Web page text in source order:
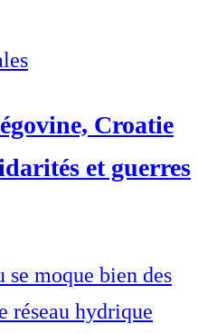
Croatie
et guerres
se moque bien des
réseau hydrique